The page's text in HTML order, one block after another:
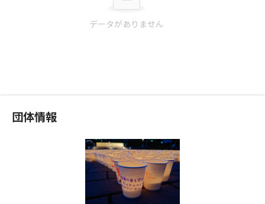
データがありません
団体情報